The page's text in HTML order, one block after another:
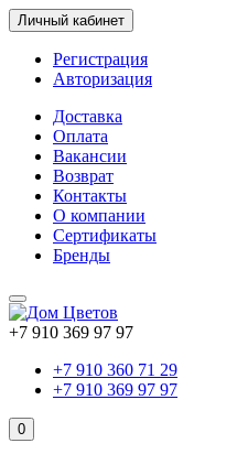
Личный кабинет
Регистрация
Авторизация
Доставка
Оплата
Вакансии
Возврат
Контакты
О компании
Сертификаты
Бренды
+7 910 369 97 97
+7 910 360 71 29
+7 910 369 97 97
0